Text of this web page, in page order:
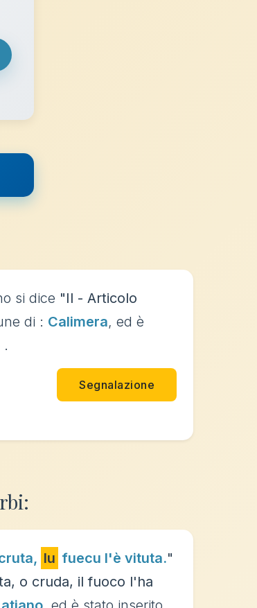
si dice "Il - Articolo
di : Calimera, ed è
.
Segnalazione
lu fuecu l'è vituta."
o cruda, il fuoco l'ha